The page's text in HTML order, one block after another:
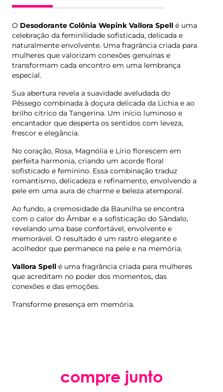
O Desodorante Colônia Wepink Vallora Spell é uma
celebração da feminilidade sofisticada, delicada e
naturalmente envolvente. Uma fragrância criada para
mulheres que valorizam conexões genuínas e
transformam cada encontro em uma lembrança
especial.
Sua abertura revela a suavidade aveludada do
Pêssego combinada à doçura delicada da Lichia e ao
brilho cítrico da Tangerina. Um início luminoso e
encantador que desperta os sentidos com leveza,
frescor e elegância.
No coração, Rosa, Magnólia e Lírio florescem em
perfeita harmonia, criando um acorde floral
sofisticado e feminino. Essa combinação traduz
romantismo, delicadeza e refinamento, envolvendo a
pele em uma aura de charme e beleza atemporal.
Ao fundo, a cremosidade da Baunilha se encontra
com o calor do Âmbar e a sofisticação do Sândalo,
revelando uma base confortável, envolvente e
memorável. O resultado é um rastro elegante e
acolhedor que permanece na pele e na memória.
Vallora Spell é uma fragrância criada para mulheres
que acreditam no poder dos momentos, das
conexões e das emoções.
Transforme presença em memória.
compre junto